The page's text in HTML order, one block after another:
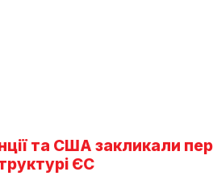
та США закликали
ЄС